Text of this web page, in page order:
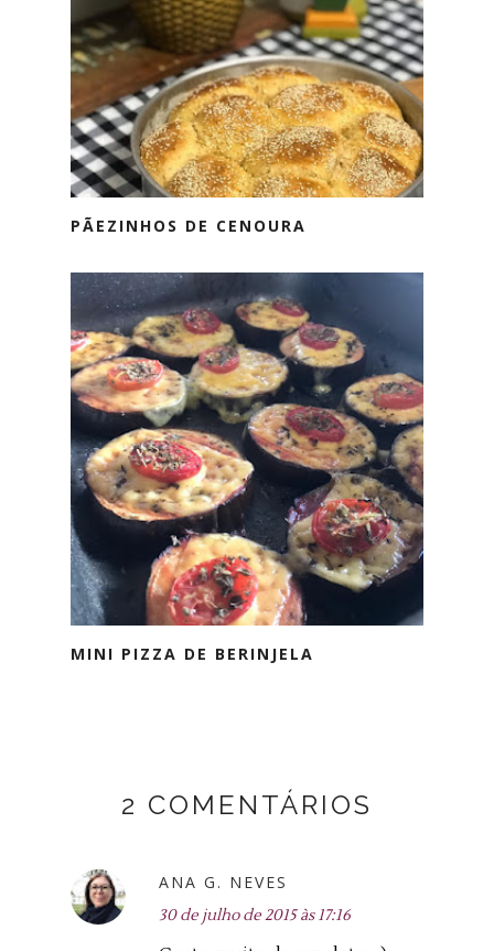
PÃEZINHOS DE CENOURA
MINI PIZZA DE BERINJELA
2 COMENTÁRIOS
ANA G. NEVES
30 de julho de 2015 às 17:16